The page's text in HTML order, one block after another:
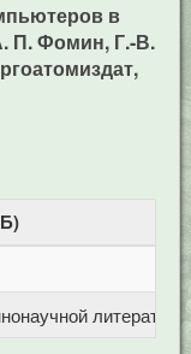
в
П. Фомин, Г.-В.
литерат